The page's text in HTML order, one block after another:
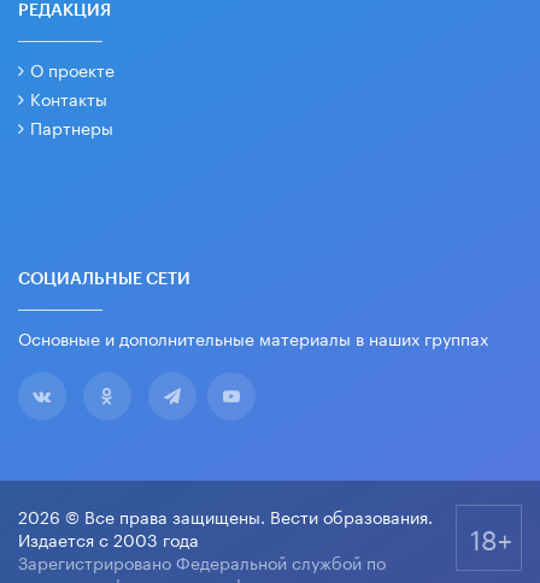
РЕДАКЦИЯ
О проекте
Контакты
Партнеры
СОЦИАЛЬНЫЕ СЕТИ
Основные и дополнительные материалы в наших группах
2026 © Все права защищены. Вести образования.
Издается с 2003 года
Зарегистрировано Федеральной службой по
18+